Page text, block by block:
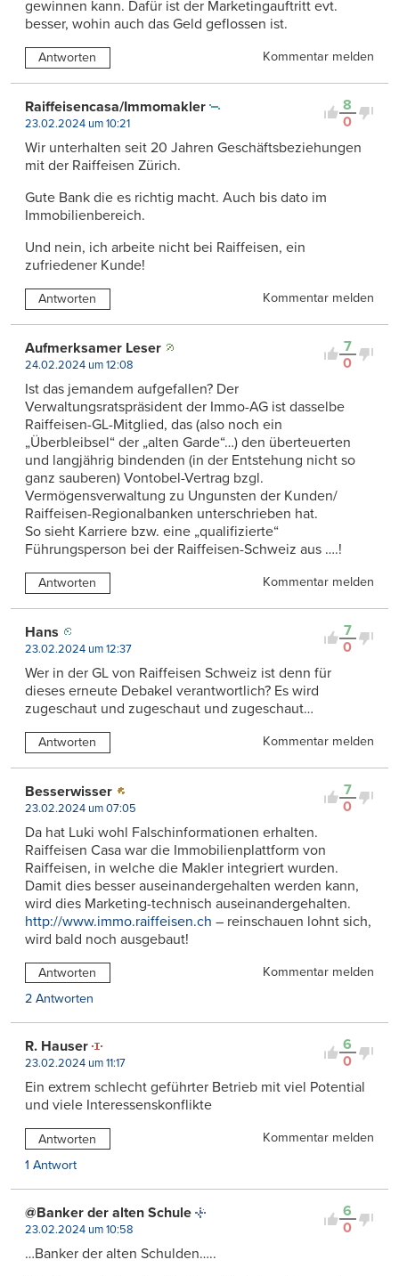
gewinnen kann. Dafür ist der Marketingauftritt evt.
besser, wohin auch das Geld geflossen ist.
Antworten Kommentar melden
8
0
Raiffeisencasa/Immomakler
23.02.2024 um 10:21
Wir unterhalten seit 20 Jahren Geschäftsbeziehungen
mit der Raiffeisen Zürich.
Gute Bank die es richtig macht. Auch bis dato im
Immobilienbereich.
Und nein, ich arbeite nicht bei Raiffeisen, ein
zufriedener Kunde!
Antworten Kommentar melden
7
0
Aufmerksamer Leser
24.02.2024 um 12:08
Ist das jemandem aufgefallen? Der
Verwaltungsratspräsident der Immo-AG ist dasselbe
Raiffeisen-GL-Mitglied, das (also noch ein
„Überbleibsel“ der „alten Garde“…) den überteuerten
und langjährig bindenden (in der Entstehung nicht so
ganz sauberen) Vontobel-Vertrag bzgl.
Vermögensverwaltung zu Ungunsten der Kunden/
Raiffeisen-Regionalbanken unterschrieben hat.
So sieht Karriere bzw. eine „qualifizierte“
Führungsperson bei der Raiffeisen-Schweiz aus ….!
Antworten Kommentar melden
7
0
Hans
23.02.2024 um 12:37
Wer in der GL von Raiffeisen Schweiz ist denn für
dieses erneute Debakel verantwortlich? Es wird
zugeschaut und zugeschaut und zugeschaut…
Antworten Kommentar melden
7
0
Besserwisser
23.02.2024 um 07:05
Da hat Luki wohl Falschinformationen erhalten.
Raiffeisen Casa war die Immobilienplattform von
Raiffeisen, in welche die Makler integriert wurden.
Damit dies besser auseinandergehalten werden kann,
wird dies Marketing-technisch auseinandergehalten.
http://www.immo.raiffeisen.ch – reinschauen lohnt sich,
wird bald noch ausgebaut!
Antworten
Kommentar melden
2 Antworten
6
0
R. Hauser
23.02.2024 um 11:17
Ein extrem schlecht geführter Betrieb mit viel Potential
und viele Interessenskonflikte
Antworten
Kommentar melden
1 Antwort
6
0
@Banker der alten Schule
23.02.2024 um 10:58
…Banker der alten Schulden…..